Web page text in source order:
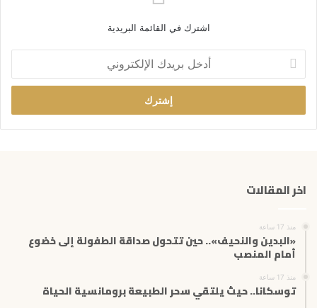
اشترك في القائمة البريدية
خ
ب
ر
ا
ر
اخر المقالات
منذ 17 ساعة
«البدين والنحيف».. حين تتحول صداقة الطفولة إلى خضوع
أمام المنصب
منذ 17 ساعة
توسكانا.. حيث يلتقي سحر الطبيعة برومانسية الحياة